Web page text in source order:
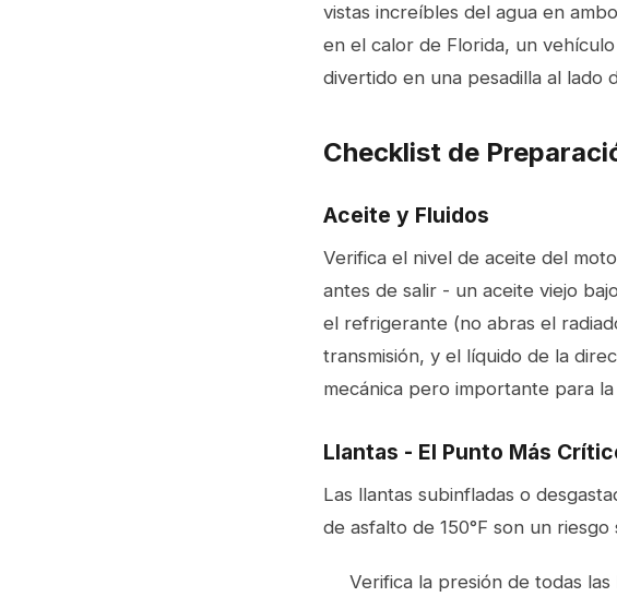
vistas increíbles del agua en
en el calor de Florida, un
divertido en una pesadilla al lado
Checklist de
Aceite y Fluidos
Verifica el nivel de aceite del
antes de salir - un aceite viejo
el refrigerante (no abras el
transmisión, y el líquido de la
mecánica pero importante para
Llantas - El Punto Más
Las llantas subinfladas o
de asfalto de 150°F son un
Verifica la presión de todas